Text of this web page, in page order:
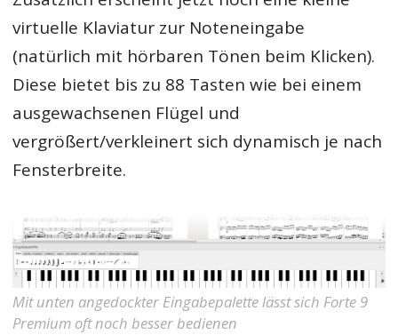
virtuelle Klaviatur zur Noteneingabe
(natürlich mit hörbaren Tönen beim Klicken).
Diese bietet bis zu 88 Tasten wie bei einem
ausgewachsenen Flügel und
vergrößert/verkleinert sich dynamisch je nach
Fensterbreite.
Mit unten angedockter Eingabepalette lässt sich Forte 9
Premium oft noch besser bedienen